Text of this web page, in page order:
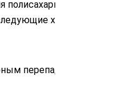
полисахаридов,
характеристики в
перепадам;